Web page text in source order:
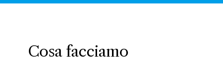
Cosa facciamo